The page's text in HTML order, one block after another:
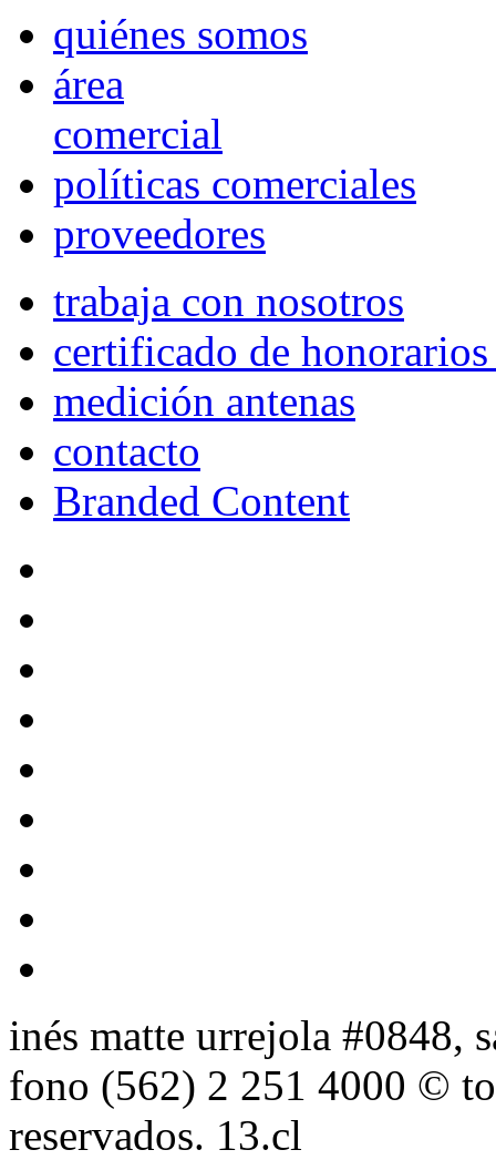
quiénes somos
área
comercial
políticas comerciales
proveedores
trabaja con nosotros
certificado de
medición antenas
contacto
Branded Content
inés matte urrejola #0848,
fono (562) 2 251 4000 ©
reservados. 13.cl